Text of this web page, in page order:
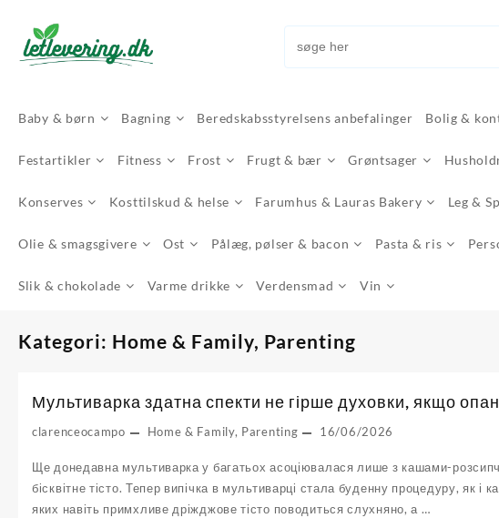
content
Baby & børn Bagning Beredskabsstyrelsens anbefalinger Bolig &
Festartikler Fitness Frost Frugt & bær Grøntsager
Konserves Kosttilskud & helse Farumhus & Lauras Bakery Leg &
Olie & smagsgivere Ost Pålæg, pølser & bacon Pasta & ris
Slik & chokolade Varme drikke Verdensmad Vin
Kategori: Home & Family, Parenting
Мультиварка здатна спекти не гірше духовки, якщо
clarenceocampo Home & Family, Parenting 16/06/2026
Ще донедавна мультиварка у багатьох асоціювалася лише з кашами-
бісквітне тісто. Тепер випічка в мультиварці стала буденну процедуру, як
яких навіть примхливе дріжджове тісто поводиться слухняно, а …